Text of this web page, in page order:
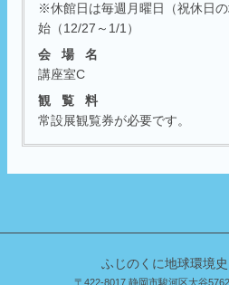
※休館日は毎週月曜日（祝休日
始（12/27～1/1）
会 場 名
講座室C
観 覧 料
常設展観覧券が必要です。
ふじのくに地球環境
〒422-8017 静岡市駿河区大谷